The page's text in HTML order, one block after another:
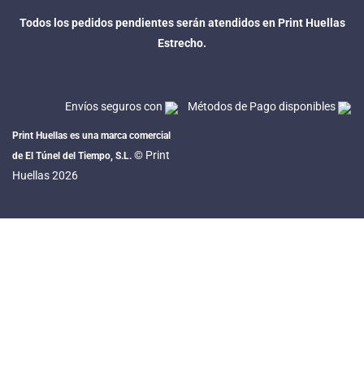
Todos los pedidos pendientes serán atendidos en Print Huellas
Estrecho.
Envíos seguros con Métodos de Pago disponibles
Print Huellas es una marca comercial
de El Túnel del Tiempo, S.L. © Print
Huellas 2026